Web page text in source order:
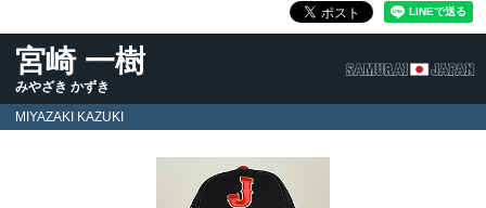
宮崎 一樹
みやざき かずき
MIYAZAKI KAZUKI